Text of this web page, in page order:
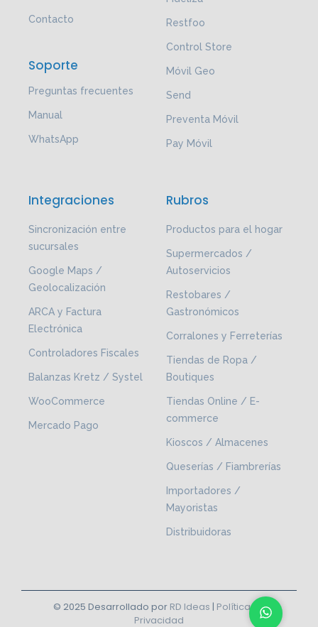
Contacto
Soporte
Preguntas frecuentes
Manual
WhatsApp
Restfoo
Control Store
Móvil Geo
Send
Preventa Móvil
Pay Móvil
Integraciones
Sincronización entre
sucursales
Google Maps /
Geolocalización
ARCA y Factura
Electrónica
Controladores Fiscales
Balanzas Kretz / Systel
WooCommerce
Mercado Pago
Rubros
Productos para el hogar
Supermercados /
Autoservicios
Restobares /
Gastronómicos
Corralones y Ferreterías
Tiendas de Ropa /
Boutiques
Tiendas Online / E-
commerce
Kioscos / Almacenes
Queserías / Fiambrerías
Importadores /
Mayoristas
Distribuidoras
© 2025 Desarrollado por RD Ideas | Política de
Privacidad